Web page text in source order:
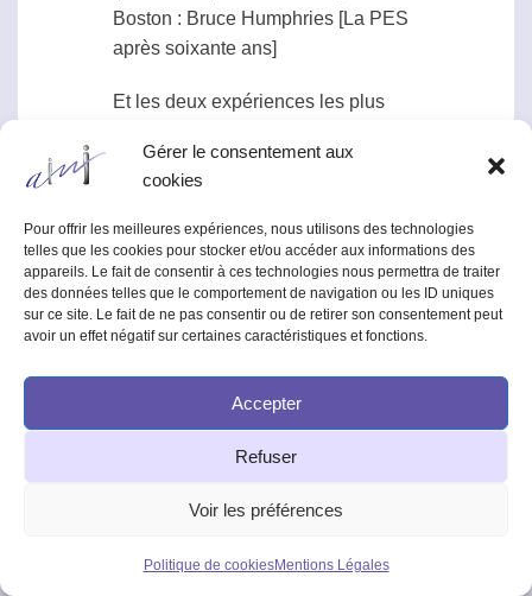
Gérer le consentement aux
cookies
Pour offrir les meilleures expériences, nous utilisons des technologies
telles que les cookies pour stocker et/ou accéder aux informations des
appareils. Le fait de consentir à ces technologies nous permettra de traiter
des données telles que le comportement de navigation ou les ID uniques
sur ce site. Le fait de ne pas consentir ou de retirer son consentement peut
avoir un effet négatif sur certaines caractéristiques et fonctions.
Accepter
Refuser
Voir les préférences
Politique de cookiesMentions Légales
Boston : Bruce Humphries [La PES
après soixante ans]
Et les deux expériences les plus
review of the Pearce-Pratt distance
series ofESPtests. Journal of
Parapsychology, 18, 165-177.
[Revue des series de tests PES à
Pratt, J, G. & Woodruff, J. L. (1939)
Size of stimulus symbols in
Parapsychology, 3, 121-158. [Taille
perception extrasensorielle]